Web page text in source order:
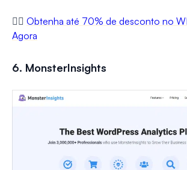
👉🏼 Obtenha até 70% de desconto no
Agora
6. MonsterInsights